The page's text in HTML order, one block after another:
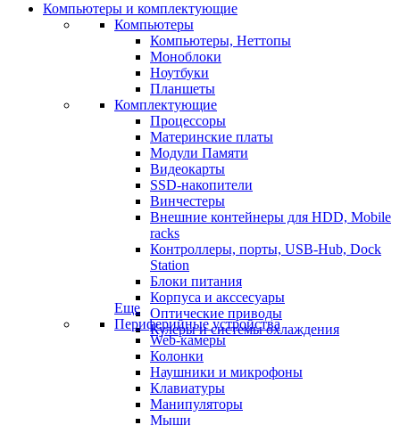
Компьютеры и комплектующие
Компьютеры
Компьютеры, Неттопы
Моноблоки
Ноутбуки
Планшеты
Комплектующие
Процессоры
Материнские платы
Модули Памяти
Видеокарты
SSD-накопители
Винчестеры
Внешние контейнеры для HDD, Mobile
racks
Контроллеры, порты, USB-Hub, Dock
Station
Блоки питания
Корпуса и акссесуары
Оптические приводы
Кулеры и системы охлаждения
Еще
Периферийные устройства
Web-камеры
Колонки
Наушники и микрофоны
Клавиатуры
Манипуляторы
Мыши